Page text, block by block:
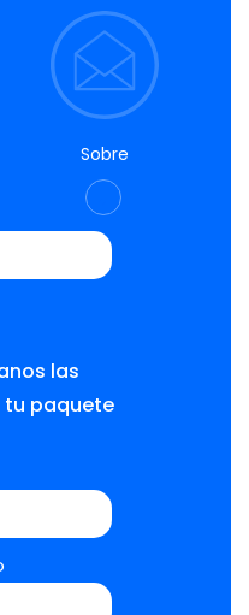
Sobre
las
tu paquete